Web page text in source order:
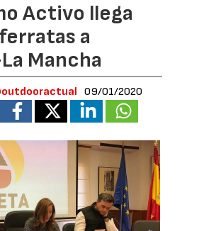
Activo llega
a
Mancha
09/01/2020